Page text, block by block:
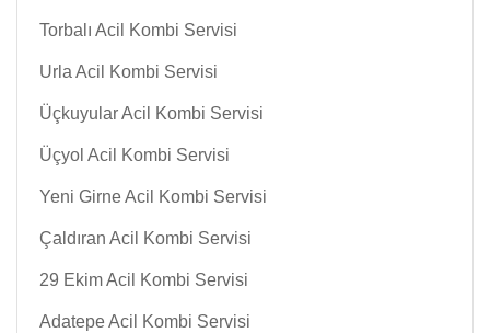
Torbalı Acil Kombi Servisi
Urla Acil Kombi Servisi
Üçkuyular Acil Kombi Servisi
Üçyol Acil Kombi Servisi
Yeni Girne Acil Kombi Servisi
Çaldıran Acil Kombi Servisi
29 Ekim Acil Kombi Servisi
Adatepe Acil Kombi Servisi